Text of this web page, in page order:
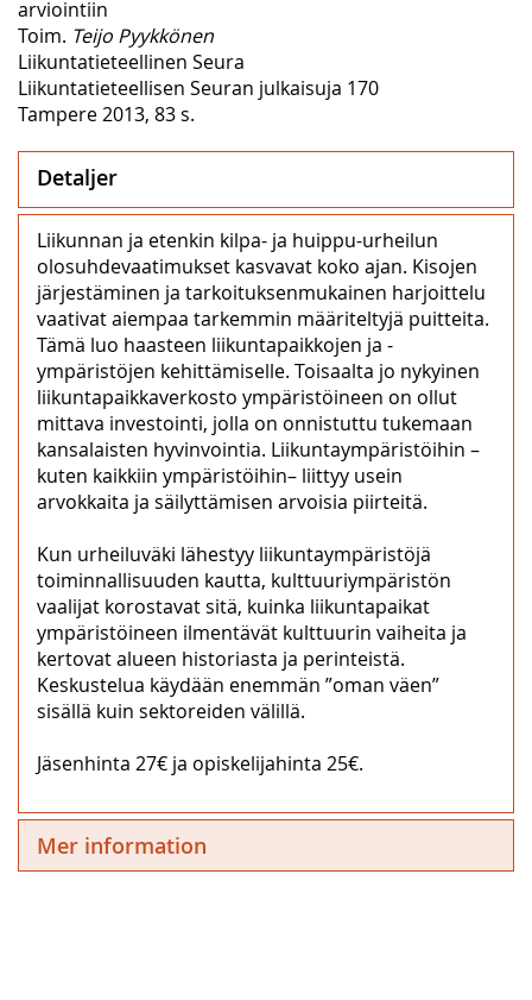
arviointiin
Toim. Teijo Pyykkönen
Liikuntatieteellinen Seura
Liikuntatieteellisen Seuran julkaisuja 170
Tampere 2013, 83 s.
Detaljer
Liikunnan ja etenkin kilpa- ja huippu-urheilun
olosuhdevaatimukset kasvavat koko ajan. Kisojen
järjestäminen ja tarkoituksenmukainen harjoittelu
vaativat aiempaa tarkemmin määriteltyjä puitteita.
Tämä luo haasteen liikuntapaikkojen ja -
ympäristöjen kehittämiselle. Toisaalta jo nykyinen
liikuntapaikkaverkosto ympäristöineen on ollut
mittava investointi, jolla on onnistuttu tukemaan
kansalaisten hyvinvointia. Liikuntaympäristöihin –
kuten kaikkiin ympäristöihin– liittyy usein
arvokkaita ja säilyttämisen arvoisia piirteitä.
Kun urheiluväki lähestyy liikuntaympäristöjä
toiminnallisuuden kautta, kulttuuriympäristön
vaalijat korostavat sitä, kuinka liikuntapaikat
ympäristöineen ilmentävät kulttuurin vaiheita ja
kertovat alueen historiasta ja perinteistä.
Keskustelua käydään enemmän ”oman väen”
sisällä kuin sektoreiden välillä.
Jäsenhinta 27€ ja opiskelijahinta 25€.
Mer information